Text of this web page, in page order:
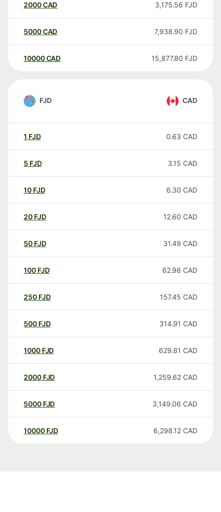
2000CAD 3,175.56 FJD
5000CAD 7,938.90 FJD
10000 CAD 15,877.80 FJD
FJD CAD
1 FJD 0.63 CAD
5 FJD 3.15 CAD
10 FJD 6.30 CAD
20 FJD 12.60 CAD
50 FJD 31.49 CAD
100 FJD 62.98 CAD
250 FJD 157.45 CAD
500 FJD 314.91 CAD
1000 FJD 629.81 CAD
2000 FJD 1,259.62 CAD
5000 FJD 3,149.06 CAD
10000 FJD 6,298.12 CAD